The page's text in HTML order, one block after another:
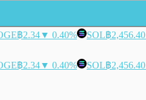
฿2.34▼ 0.40% SOL฿2,456.40
฿2.34▼ 0.40% SOL฿2,456.40